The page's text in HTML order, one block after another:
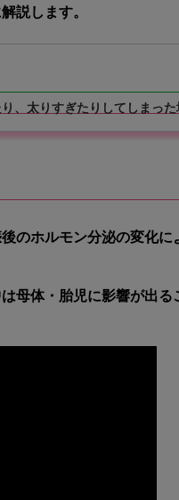
説します。
、太りすぎたりしてしまった
のホルモン分泌の変化に
母体・胎児に影響が出る